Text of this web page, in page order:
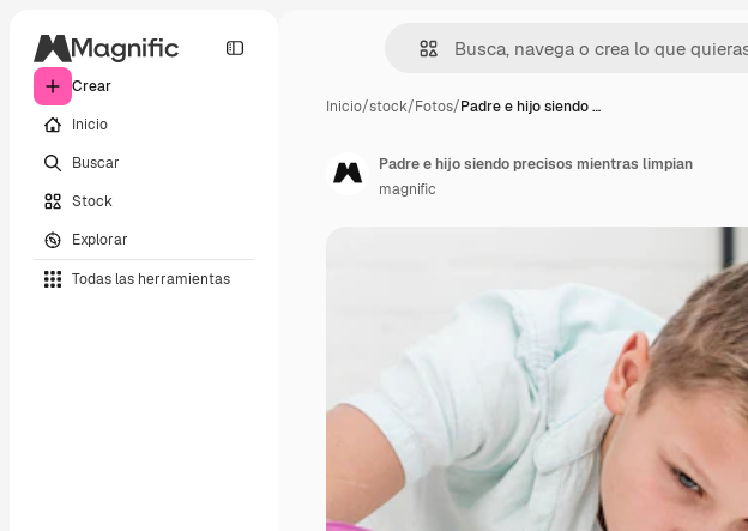
Crear
Inicio
Buscar
Stock
Explorar
Todas las herramientas
Inicio/stock/Fotos/Padre e hijo siendo …
Padre e hijo siendo precisos mientras limpian
magnific